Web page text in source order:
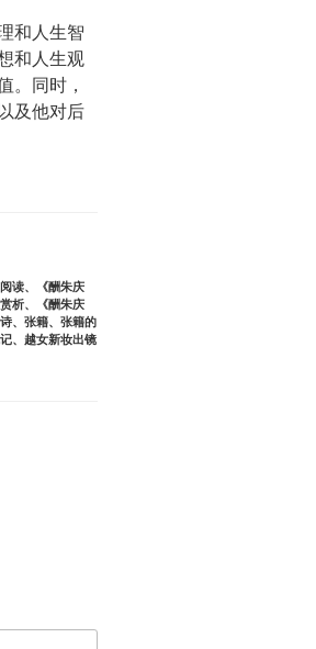
和人生智
和人生观
。同时，
及他对后
读、
《酬朱庆
析、
《酬朱庆
、 张籍、 张籍的
、 越女新妆出镜